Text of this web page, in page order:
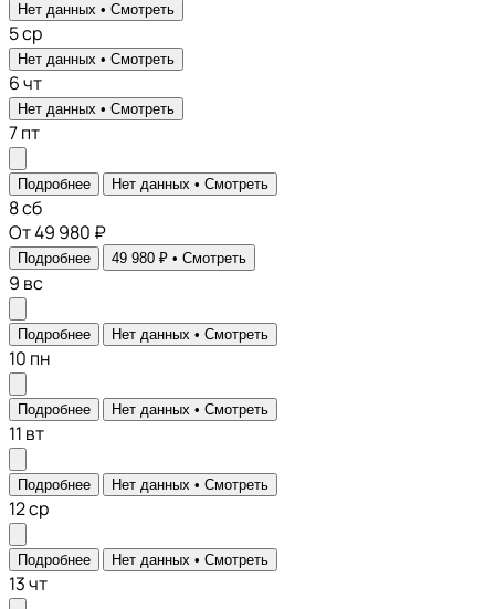
Нет данных • Смотреть
5ср
Нет данных • Смотреть
6чт
Нет данных • Смотреть
7пт
Подробнее Нет данных • Смотреть
8сб
От 49 980 ₽
Подробнее 49 980 ₽ • Смотреть
9 вс
Подробнее Нет данных • Смотреть
10 пн
Подробнее Нет данных • Смотреть
11 вт
Подробнее Нет данных • Смотреть
12ср
Подробнее Нет данных • Смотреть
13чт